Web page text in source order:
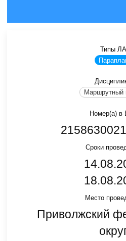
Типы ЛА
Маршрутный
Номер(а) в
Сроки
Место
Приволжский